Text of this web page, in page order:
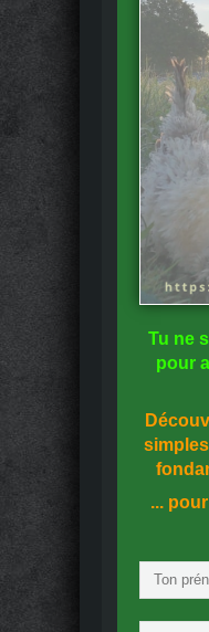
Tu ne
pour
simples
...